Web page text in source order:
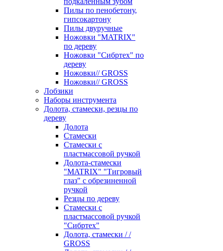
Пилы по пенобетону,
гипсокартону
Пилы двуручные
Ножовки "MATRIX"
по дереву
Ножовки "Сибртех" по
дереву
Ножовки// GROSS
Ножовки// GROSS
Лобзики
Наборы инструмента
Долота, стамески, резцы по
дереву
Долота
Стамески
Стамески с
пластмассовой ручкой
Долота-стамески
"MATRIX" "Тигровый
глаз" с обрезиненной
ручкой
Резцы по дереву
Стамески с
пластмассовой ручкой
"Сибртех"
Долота, стамески / /
GROSS